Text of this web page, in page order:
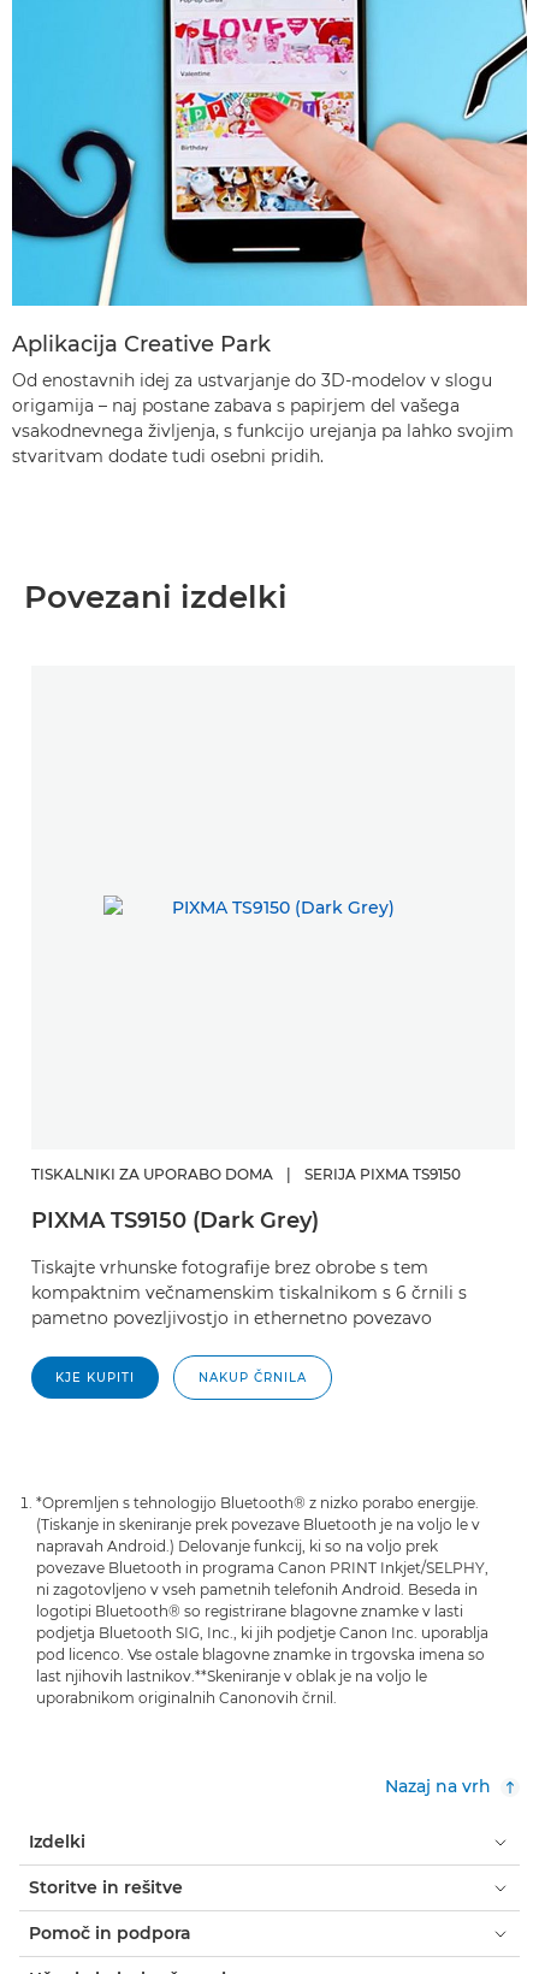
Aplikacija Creative Park
Od enostavnih idej za ustvarjanje do 3D-modelov v slogu
origamija – naj postane zabava s papirjem del vašega
vsakodnevnega življenja, s funkcijo urejanja pa lahko svojim
stvaritvam dodate tudi osebni pridih.
Povezani izdelki
TISKALNIKI ZA UPORABO DOMA SERIJA PIXMA TS9150
PIXMA TS9150 (Dark Grey)
Tiskajte vrhunske fotografije brez obrobe s tem
kompaktnim večnamenskim tiskalnikom s 6 črnili s
pametno povezljivostjo in ethernetno povezavo
KJE KUPITI NAKUP ČRNILA
*Opremljen s tehnologijo Bluetooth® z nizko porabo energije.
(Tiskanje in skeniranje prek povezave Bluetooth je na voljo le v
napravah Android.) Delovanje funkcij, ki so na voljo prek
povezave Bluetooth in programa Canon PRINT Inkjet/SELPHY,
ni zagotovljeno v vseh pametnih telefonih Android. Beseda in
logotipi Bluetooth® so registrirane blagovne znamke v lasti
podjetja Bluetooth SIG, Inc., ki jih podjetje Canon Inc. uporablja
pod licenco. Vse ostale blagovne znamke in trgovska imena so
last njihovih lastnikov.**Skeniranje v oblak je na voljo le
uporabnikom originalnih Canonovih črnil.
Nazaj na vrh
Izdelki
Storitve in rešitve
Pomoč in podpora